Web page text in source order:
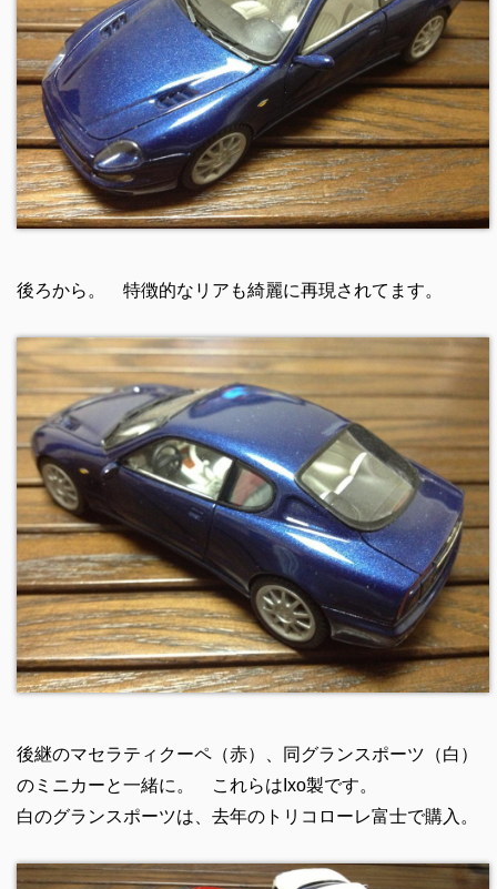
後ろから。 特徴的なリアも綺麗に再現されてます。
後継のマセラティクーペ（赤）、同グランスポーツ（白）
のミニカーと一緒に。 これらはIxo製です。
白のグランスポーツは、去年のトリコローレ富士で購入。